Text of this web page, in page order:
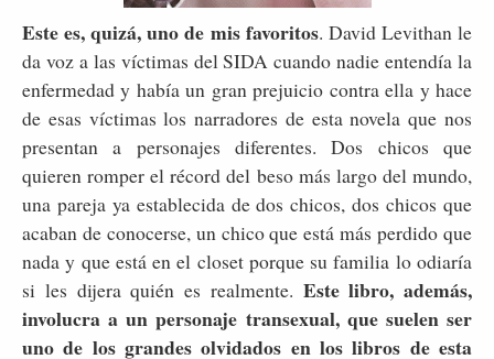
Este es, quizá, uno de mis favoritos. David Levithan le
da voz a las víctimas del SIDA cuando nadie entendía la
enfermedad y había un gran prejuicio contra ella y hace
de esas víctimas los narradores de esta novela que nos
presentan a personajes diferentes. Dos chicos que
quieren romper el récord del beso más largo del mundo,
una pareja ya establecida de dos chicos, dos chicos que
acaban de conocerse, un chico que está más perdido que
nada y que está en el closet porque su familia lo odiaría
si les dijera quién es realmente. Este libro, además,
involucra a un personaje transexual, que suelen ser
uno de los grandes olvidados en los libros de esta